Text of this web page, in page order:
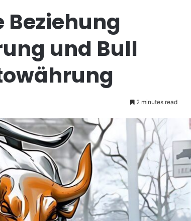
Beziehung
und Bull
2 minutes read